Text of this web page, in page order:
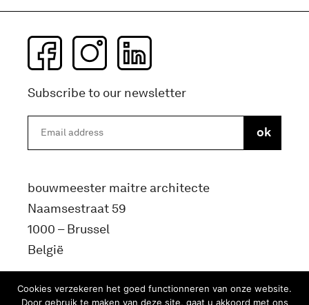
Subscribe to our newsletter
bouwmeester maitre architecte
Naamsestraat 59
1000 – Brussel
België
info@bma.brussels
Cookies verzekeren het goed functionneren van onze website.
Door gebruik te maken van deze site, gaat u akkoord met ons